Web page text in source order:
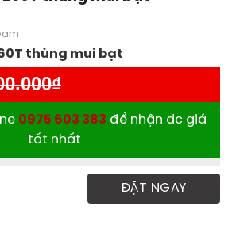
thùng mui bạt
₫
0975 603 383 để nhận dc giá
tốt nhất
thùng mui bạt số lượngĐẶT NGAY